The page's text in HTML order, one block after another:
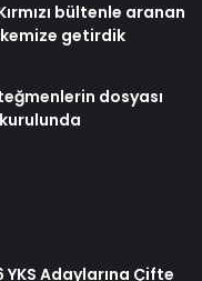
bültenle aranan
getirdik
dosyası
Adaylarına Çifte